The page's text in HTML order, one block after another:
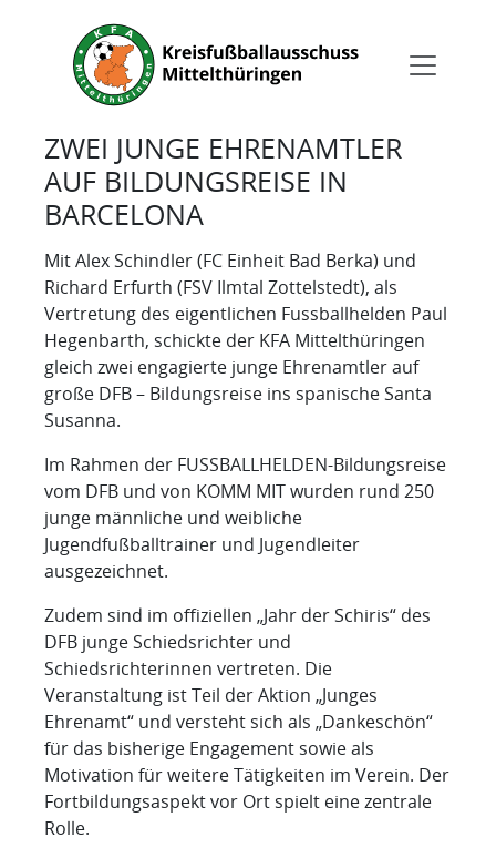
ZWEI JUNGE EHRENAMTLER
AUF BILDUNGSREISE IN
BARCELONA
Mit Alex Schindler (FC Einheit Bad Berka) und
Richard Erfurth (FSV Ilmtal Zottelstedt), als
Vertretung des eigentlichen Fussballhelden Paul
Hegenbarth, schickte der KFA Mittelthüringen
gleich zwei engagierte junge Ehrenamtler auf
große DFB – Bildungsreise ins spanische Santa
Susanna.
Im Rahmen der FUSSBALLHELDEN-Bildungsreise
vom DFB und von KOMM MIT wurden rund 250
junge männliche und weibliche
Jugendfußballtrainer und Jugendleiter
ausgezeichnet.
Zudem sind im offiziellen „Jahr der Schiris“ des
DFB junge Schiedsrichter und
Schiedsrichterinnen vertreten. Die
Veranstaltung ist Teil der Aktion „Junges
Ehrenamt“ und versteht sich als „Dankeschön“
für das bisherige Engagement sowie als
Motivation für weitere Tätigkeiten im Verein. Der
Fortbildungsaspekt vor Ort spielt eine zentrale
Rolle.